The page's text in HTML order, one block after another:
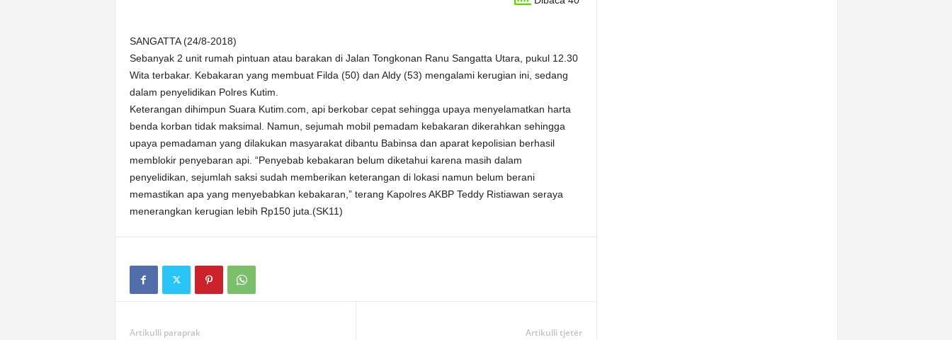
SANGATTA (24/8-2018)
Sebanyak 2 unit rumah pintuan atau barakan di Jalan Tongkonan Ranu Sangatta Utara, pukul 12.30
Wita terbakar. Kebakaran yang membuat Filda (50) dan Aldy (53) mengalami kerugian ini, sedang
dalam penyelidikan Polres Kutim.
Keterangan dihimpun Suara Kutim.com, api berkobar cepat sehingga upaya menyelamatkan harta
benda korban tidak maksimal. Namun, sejumah mobil pemadam kebakaran dikerahkan sehingga
upaya pemadaman yang dilakukan masyarakat dibantu Babinsa dan aparat kepolisian berhasil
memblokir penyebaran api. “Penyebab kebakaran belum diketahui karena masih dalam
penyelidikan, sejumlah saksi sudah memberikan keterangan di lokasi namun belum berani
memastikan apa yang menyebabkan kebakaran,” terang Kapolres AKBP Teddy Ristiawan seraya
menerangkan kerugian lebih Rp150 juta.(SK11)
Artikulli paraprak Artikulli tjetër